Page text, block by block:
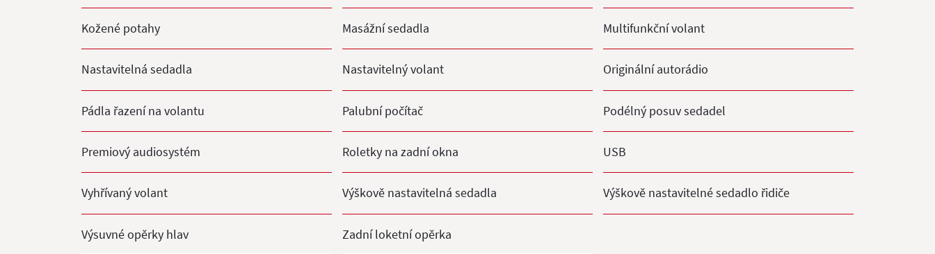
Kožené potahy Masážní sedadla Multifunkční volant
Nastavitelná sedadla Nastavitelný volant Originální autorádio
Pádla řazení na volantu Palubní počítač Podélný posuv sedadel
Premiový audiosystém Roletky na zadní okna USB
Vyhřívaný volant Výškově nastavitelná sedadla Výškově nastavitelné sedadlo řidiče
Výsuvné opěrky hlav Zadní loketní opěrka